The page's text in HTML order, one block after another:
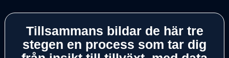
Tillsammans bildar de här tre
stegen en process som tar dig